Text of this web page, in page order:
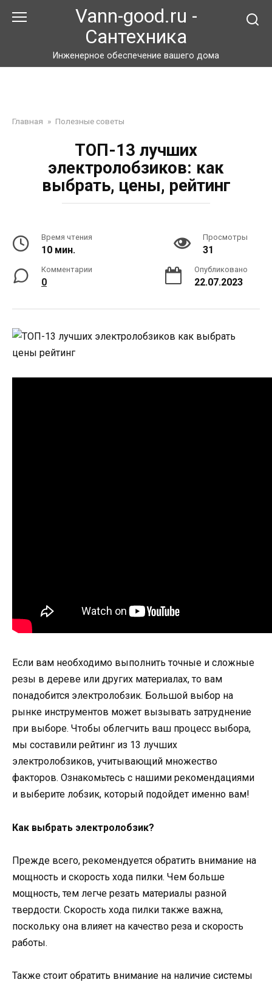
Vann-good.ru -
Сантехника
Инженерное обеспечение вашего дома
Главная » Полезные советы
ТОП-13 лучших
электролобзиков: как
выбрать, цены, рейтинг
Время чтения
10 мин.
Просмотры
31
Комментарии
0
Опубликовано
22.07.2023
Если вам необходимо выполнить точные и сложные
резы в дереве или других материалах, то вам
понадобится электролобзик. Большой выбор на
рынке инструментов может вызывать затруднение
при выборе. Чтобы облегчить ваш процесс выбора,
мы составили рейтинг из 13 лучших
электролобзиков, учитывающий множество
факторов. Ознакомьтесь с нашими рекомендациями
и выберите лобзик, который подойдет именно вам!
Как выбрать электролобзик?
Прежде всего, рекомендуется обратить внимание на
мощность и скорость хода пилки. Чем больше
мощность, тем легче резать материалы разной
твердости. Скорость хода пилки также важна,
поскольку она влияет на качество реза и скорость
работы.
Также стоит обратить внимание на наличие системы